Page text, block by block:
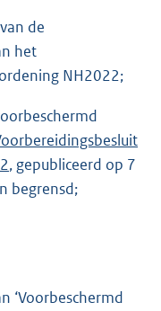
de
het
NH2022;
, gepubliceerd op 7
begrensd;
‘Voorbeschermd